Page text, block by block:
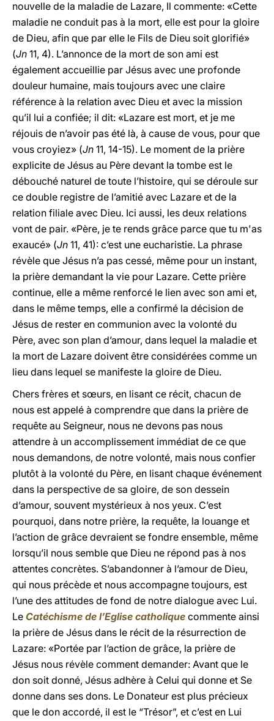
nouvelle de la maladie de Lazare, Il commente: «Cette
maladie ne conduit pas à la mort, elle est pour la gloire
de Dieu, afin que par elle le Fils de Dieu soit glorifié»
(Jn 11, 4). L’annonce de la mort de son ami est
également accueillie par Jésus avec une profonde
douleur humaine, mais toujours avec une claire
référence à la relation avec Dieu et avec la mission
qu’il lui a confiée; il dit: «Lazare est mort, et je me
réjouis de n’avoir pas été là, à cause de vous, pour que
vous croyiez» (Jn 11, 14-15). Le moment de la prière
explicite de Jésus au Père devant la tombe est le
débouché naturel de toute l’histoire, qui se déroule sur
ce double registre de l’amitié avec Lazare et de la
relation filiale avec Dieu. Ici aussi, les deux relations
vont de pair. «Père, je te rends grâce parce que tu m'as
exaucé» (Jn 11, 41): c’est une eucharistie. La phrase
révèle que Jésus n’a pas cessé, même pour un instant,
la prière demandant la vie pour Lazare. Cette prière
continue, elle a même renforcé le lien avec son ami et,
dans le même temps, elle a confirmé la décision de
Jésus de rester en communion avec la volonté du
Père, avec son plan d’amour, dans lequel la maladie et
la mort de Lazare doivent être considérées comme un
lieu dans lequel se manifeste la gloire de Dieu.
Chers frères et sœurs, en lisant ce récit, chacun de
nous est appelé à comprendre que dans la prière de
requête au Seigneur, nous ne devons pas nous
attendre à un accomplissement immédiat de ce que
nous demandons, de notre volonté, mais nous confier
plutôt à la volonté du Père, en lisant chaque événement
dans la perspective de sa gloire, de son dessein
d’amour, souvent mystérieux à nos yeux. C’est
pourquoi, dans notre prière, la requête, la louange et
l’action de grâce devraient se fondre ensemble, même
lorsqu’il nous semble que Dieu ne répond pas à nos
attentes concrètes. S’abandonner à l’amour de Dieu,
qui nous précède et nous accompagne toujours, est
l’une des attitudes de fond de notre dialogue avec Lui.
Le Catéchisme de l’Eglise catholique commente ainsi
la prière de Jésus dans le récit de la résurrection de
Lazare: «Portée par l’action de grâce, la prière de
Jésus nous révèle comment demander: Avant que le
don soit donné, Jésus adhère à Celui qui donne et Se
donne dans ses dons. Le Donateur est plus précieux
que le don accordé, il est le “Trésor”, et c’est en Lui